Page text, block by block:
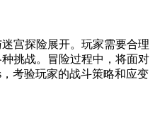
宫探险展开。玩家需要合理
挑战。冒险过程中，将面对
考验玩家的战斗策略和应变